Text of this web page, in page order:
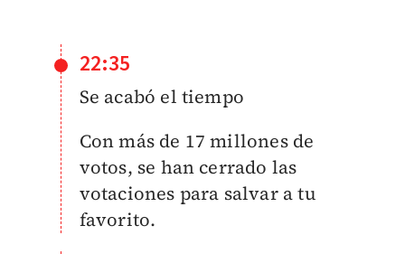
22:35
Se acabó el tiempo
Con más de 17 millones de
votos, se han cerrado las
votaciones para salvar a tu
favorito.